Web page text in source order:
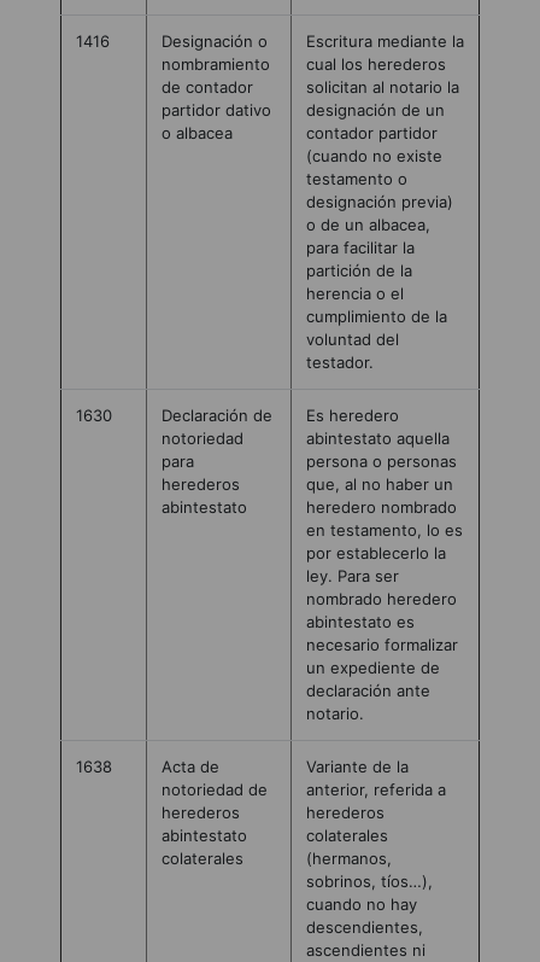
1416
Designación o
nombramiento
de contador
partidor dativo
o albacea
Escritura mediante la
cual los herederos
solicitan al notario la
designación de un
contador partidor
(cuando no existe
testamento o
designación previa)
o de un albacea,
para facilitar la
partición de la
herencia o el
cumplimiento de la
voluntad del
testador.
1630
Declaración de
notoriedad
para
herederos
abintestato
Es heredero
abintestato aquella
persona o personas
que, al no haber un
heredero nombrado
en testamento, lo es
por establecerlo la
ley. Para ser
nombrado heredero
abintestato es
necesario formalizar
un expediente de
declaración ante
notario.
1638
Acta de
notoriedad de
herederos
abintestato
colaterales
Variante de la
anterior, referida a
herederos
colaterales
(hermanos,
sobrinos, tíos…),
cuando no hay
descendientes,
ascendientes ni